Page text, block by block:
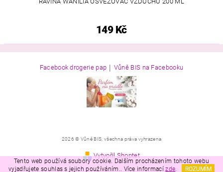
149 Kč
Facebook drogerie pap | Vůně BIS na Facebooku
2026 © Vůně BIS, všechna práva vyhrazena
Vytvořil Shoptet
Tento web používá soubory cookie. Dalším procházením tohoto webu
vyjadřujete souhlas s jejich používáním.. Více informacízde ROZUMÍM